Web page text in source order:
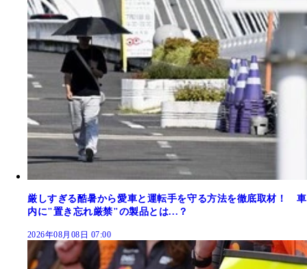
厳しすぎる酷暑から愛車と運転手を守る方法を徹底取材！ 車
内に"置き忘れ厳禁"の製品とは...？
2026年08月08日 07:00